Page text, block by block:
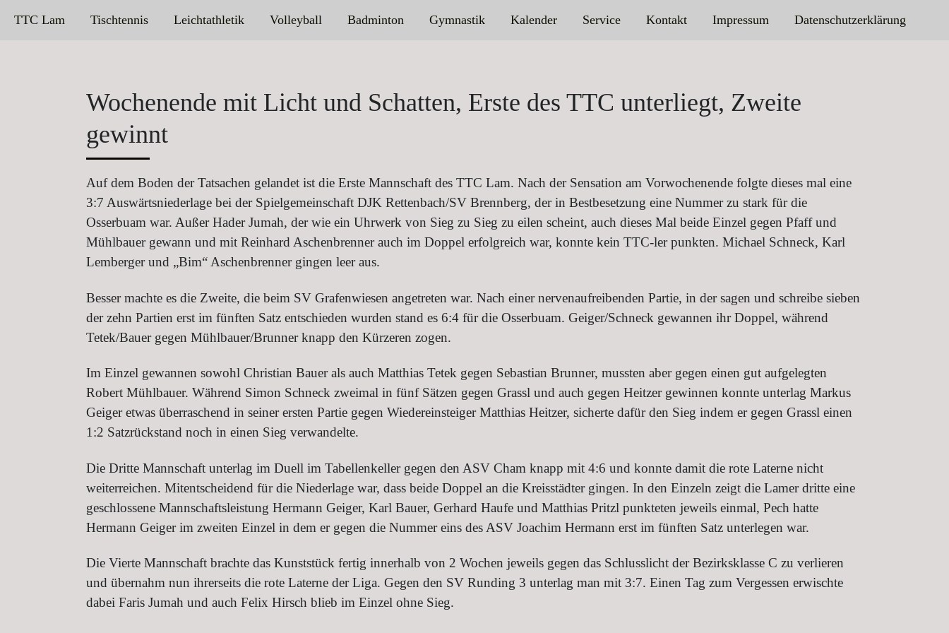
TTC Lam Tischtennis Leichtathletik Volleyball Badminton Gymnastik Kalender Service Kontakt Impressum Datenschutzerklärung
Wochenende mit Licht und Schatten, Erste des TTC unterliegt, Zweite
gewinnt
Auf dem Boden der Tatsachen gelandet ist die Erste Mannschaft des TTC Lam. Nach der Sensation am Vorwochenende folgte dieses mal eine
3:7 Auswärtsniederlage bei der Spielgemeinschaft DJK Rettenbach/SV Brennberg, der in Bestbesetzung eine Nummer zu stark für die
Osserbuam war. Außer Hader Jumah, der wie ein Uhrwerk von Sieg zu Sieg zu eilen scheint, auch dieses Mal beide Einzel gegen Pfaff und
Mühlbauer gewann und mit Reinhard Aschenbrenner auch im Doppel erfolgreich war, konnte kein TTC-ler punkten. Michael Schneck, Karl
Lemberger und „Bim“ Aschenbrenner gingen leer aus.
Besser machte es die Zweite, die beim SV Grafenwiesen angetreten war. Nach einer nervenaufreibenden Partie, in der sagen und schreibe sieben
der zehn Partien erst im fünften Satz entschieden wurden stand es 6:4 für die Osserbuam. Geiger/Schneck gewannen ihr Doppel, während
Tetek/Bauer gegen Mühlbauer/Brunner knapp den Kürzeren zogen.
Im Einzel gewannen sowohl Christian Bauer als auch Matthias Tetek gegen Sebastian Brunner, mussten aber gegen einen gut aufgelegten
Robert Mühlbauer. Während Simon Schneck zweimal in fünf Sätzen gegen Grassl und auch gegen Heitzer gewinnen konnte unterlag Markus
Geiger etwas überraschend in seiner ersten Partie gegen Wiedereinsteiger Matthias Heitzer, sicherte dafür den Sieg indem er gegen Grassl einen
1:2 Satzrückstand noch in einen Sieg verwandelte.
Die Dritte Mannschaft unterlag im Duell im Tabellenkeller gegen den ASV Cham knapp mit 4:6 und konnte damit die rote Laterne nicht
weiterreichen. Mitentscheidend für die Niederlage war, dass beide Doppel an die Kreisstädter gingen. In den Einzeln zeigt die Lamer dritte eine
geschlossene Mannschaftsleistung Hermann Geiger, Karl Bauer, Gerhard Haufe und Matthias Pritzl punkteten jeweils einmal, Pech hatte
Hermann Geiger im zweiten Einzel in dem er gegen die Nummer eins des ASV Joachim Hermann erst im fünften Satz unterlegen war.
Die Vierte Mannschaft brachte das Kunststück fertig innerhalb von 2 Wochen jeweils gegen das Schlusslicht der Bezirksklasse C zu verlieren
und übernahm nun ihrerseits die rote Laterne der Liga. Gegen den SV Runding 3 unterlag man mit 3:7. Einen Tag zum Vergessen erwischte
dabei Faris Jumah und auch Felix Hirsch blieb im Einzel ohne Sieg.